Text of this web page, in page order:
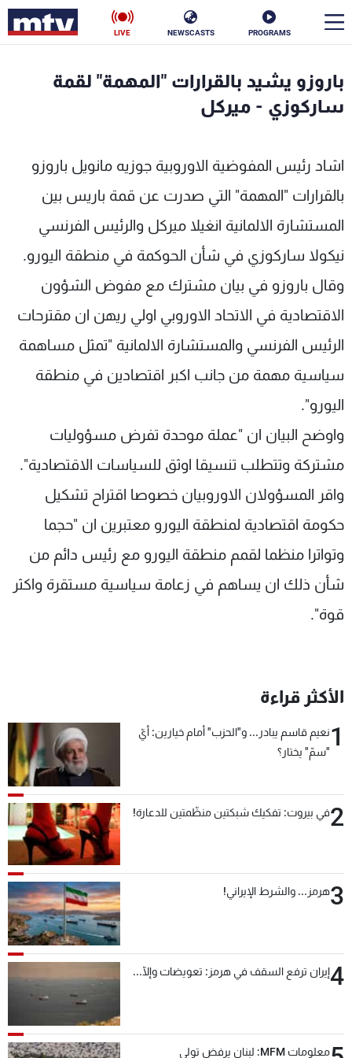
PROGRAMS
NEWSCASTS
LIVE
باروزو يشيد بالقرارات "المهمة" لقمة
ساركوزي - ميركل
اشاد رئيس المفوضية الاوروبية جوزيه مانويل باروزو
بالقرارات "المهمة" التي صدرت عن قمة باريس بين
المستشارة الالمانية انغيلا ميركل والرئيس الفرنسي
نيكولا ساركوزي في شأن الحوكمة في منطقة اليورو.
وقال باروزو في بيان مشترك مع مفوض الشؤون
الاقتصادية في الاتحاد الاوروبي اولي ريهن ان مقترحات
الرئيس الفرنسي والمستشارة الالمانية "تمثل مساهمة
سياسية مهمة من جانب اكبر اقتصادين في منطقة
اليورو".
واوضح البيان ان "عملة موحدة تفرض مسؤوليات
مشتركة وتتطلب تنسيقا اوثق للسياسات الاقتصادية".
واقر المسؤولان الاوروبيان خصوصا اقتراح تشكيل
حكومة اقتصادية لمنطقة اليورو معتبرين ان "حجما
وتواترا منظما لقمم منطقة اليورو مع رئيس دائم من
شأن ذلك ان يساهم في زعامة سياسية مستقرة واكثر
قوة".
الأكثر قراءة
1نعيم قاسم يبادر... و"الحزب" أمام خيارين: أيّ
"سمّ" يختار؟
2في بيروت: تفكيك شبكتين منظّمتين للدعارة!
3هرمز... والشرط الإيراني!
4إيران ترفع السقف في هرمز: تعويضات وإلّا...
معلومات MFM: لبنان يرفض تولي
الأخبار
منوعات رياضة
كأس العالم
جدول البرامج
شاهد البرامج
عن MTV
الإنـتـاج
لاعلاناتكم
وظائف
تواصل معنا
شروط الإسـتخدام
سياسة الخصوصية